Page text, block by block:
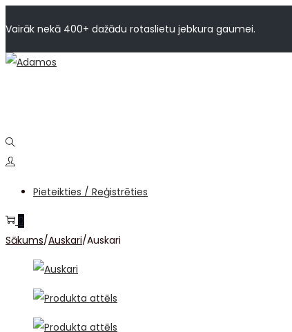
Vairāk nekā 400+ dažādu rotaslietu jebkura gaumei.
Pieteikties / Reģistrēties
0
Sākums/Auskari/Auskari